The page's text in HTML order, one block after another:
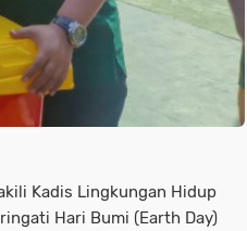
Kadis Lingkungan Hidup
Hari Bumi (Earth Day)